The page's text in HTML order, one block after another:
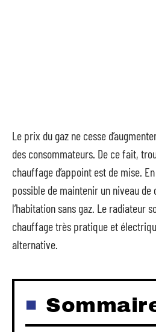
Le prix du gaz ne cesse
des consommateurs. De ce fait,
chauffage d’appoint est de mise.
possible de maintenir un niveau
l’habitation sans gaz. Le radiateur
chauffage très pratique et
alternative.